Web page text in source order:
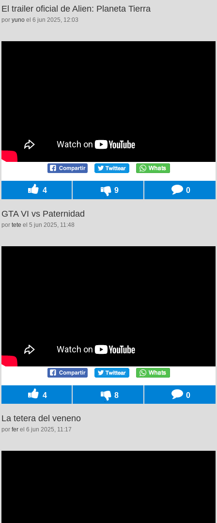
El trailer oficial de Alien: Planeta Tierra
por yuno el 6 jun 2025, 12:03
4 9 0
GTA VI vs Paternidad
por tete el 5 jun 2025, 11:48
4 8 0
La tetera del veneno
por fer el 6 jun 2025, 11:17